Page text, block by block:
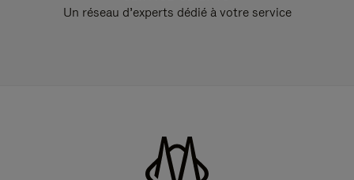
Un réseau d’experts dédié à votre service